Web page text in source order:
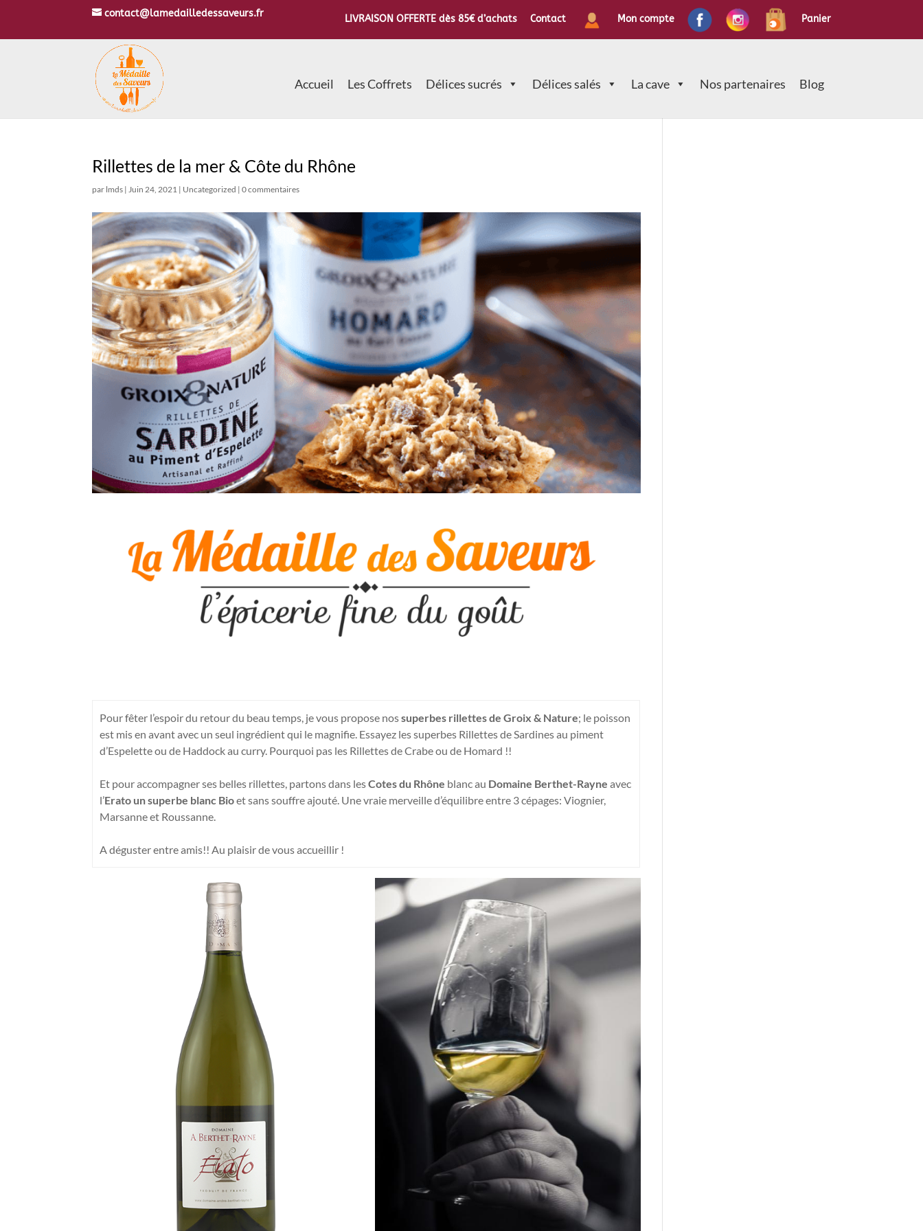
contact@lamedailledessaveurs.fr
LIVRAISON OFFERTE dès 85€ d’achats Contact Mon compte Panier
Accueil Les Coffrets Délices sucrés Délices salés La cave Nos partenaires Blog
Rillettes de la mer & Côte du Rhône
par lmds |Juin 24, 2021 | Uncategorized |0 commentaires
Pour fêter l’espoir du retour du beau temps, je vous propose nossuperbes rillettes de Groix & Nature; le poisson
est mis en avant avec un seul ingrédient qui le magnifie. Essayez les superbes Rillettes de Sardines au piment
d’Espelette ou de Haddock au curry. Pourquoi pas les Rillettes de Crabe ou de Homard !!
Et pour accompagner ses belles rillettes, partons dans lesCotes du Rhône blanc au Domaine Berthet-Rayne avec
l’Erato un superbe blanc Bioet sans souffre ajouté. Une vraie merveille d’équilibre entre 3 cépages: Viognier,
Marsanne et Roussanne.
A déguster entre amis!! Au plaisir de vous accueillir !